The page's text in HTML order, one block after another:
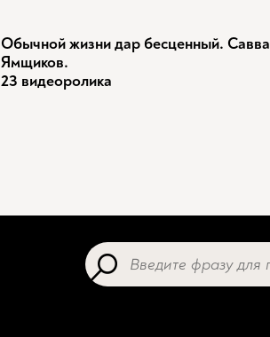
Обычной жизни дар бесценный. Савва
Ямщиков.
23 видеоролика